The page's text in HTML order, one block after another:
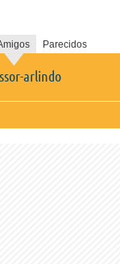
Parecidos
arlindo